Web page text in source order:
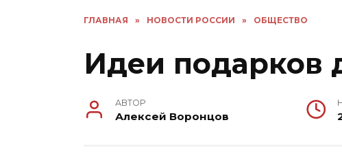
ГЛАВНАЯ » НОВОСТИ РОССИИ » ОБЩЕСТВО
Идеи подарков
АВТОР
Алексей Воронцов